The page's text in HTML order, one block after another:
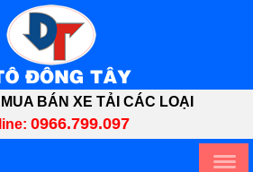
BÁN XE TẢI CÁC LOẠI
0966.799.097